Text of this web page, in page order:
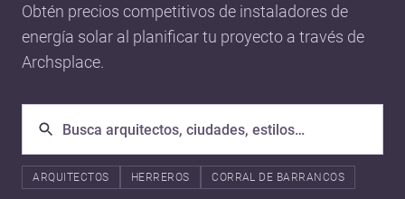
Obtén precios competitivos de instaladores de
energía solar al planificar tu proyecto a través de
Archsplace.
ARQUITECTOS HERREROS CORRAL DE BARRANCOS